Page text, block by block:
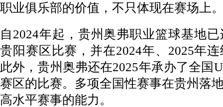
职业俱乐部的价值，不只体现在赛场上
自2024年起，贵州奥弗职业篮球基地
贵阳赛区比赛，并在2024年、2025年
此外，贵州奥弗还在2025年承办了全国
赛区的比赛。多项全国性赛事在贵州落
高水平赛事的能力。